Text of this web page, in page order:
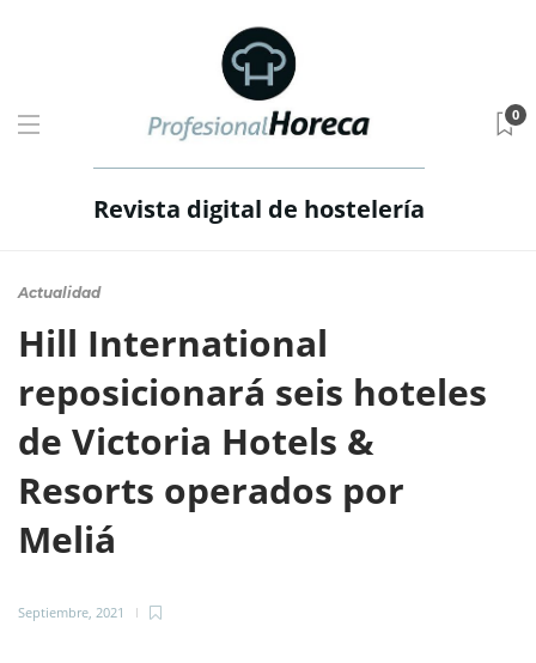
Revista digital de hostelería
0
Actualidad
Hill International
reposicionará seis hoteles
de Victoria Hotels &
Resorts operados por
Meliá
Septiembre, 2021